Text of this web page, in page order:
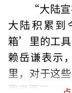
“大陆
大陆积累
箱’里的工
赖岳谦表示
里，对于这
思考再三。